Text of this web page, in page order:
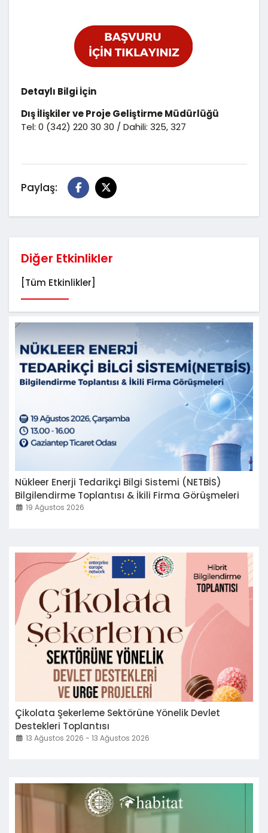
Detaylı Bilgi İçin
Dış İlişkiler ve Proje Geliştirme Müdürlüğü
Tel: 0 (342) 220 30 30 / Dahili: 325, 327
Paylaş:
Diğer Etkinlikler
[Tüm Etkinlikler]
Nükleer Enerji Tedarikçi Bilgi Sistemi (NETBİS)
Bilgilendirme Toplantısı & İkili Firma Görüşmeleri
19 Ağustos 2026
Çikolata Şekerleme Sektörüne Yönelik Devlet
Destekleri Toplantısı
13 Ağustos 2026 - 13 Ağustos 2026